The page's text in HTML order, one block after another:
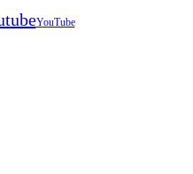
YouTube